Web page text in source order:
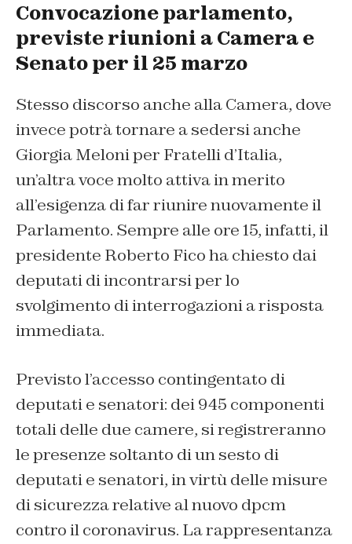
Convocazione parlamento,
previste riunioni a Camera e
Senato per il 25 marzo
Stesso discorso anche alla Camera, dove
invece potrà tornare a sedersi anche
Giorgia Meloni per Fratelli d’Italia,
un’altra voce molto attiva in merito
all’esigenza di far riunire nuovamente il
Parlamento. Sempre alle ore 15, infatti, il
presidente Roberto Fico ha chiesto dai
deputati di incontrarsi per lo
svolgimento di interrogazioni a risposta
immediata.
Previsto l’accesso contingentato di
deputati e senatori: dei 945 componenti
totali delle due camere, si registreranno
le presenze soltanto di un sesto di
deputati e senatori, in virtù delle misure
di sicurezza relative al nuovo dpcm
contro il coronavirus. La rappresentanza